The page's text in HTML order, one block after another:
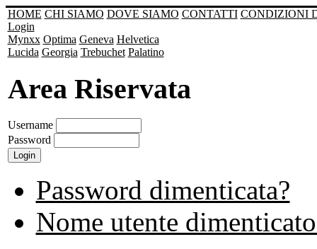
HOME CHI SIAMO DOVE SIAMO CONTATTI CONDIZIONI
Login
Mynxx Optima Geneva Helvetica
Lucida Georgia Trebuchet Palatino
Area Riservata
Username
Password
Password dimenticata?
Nome utente